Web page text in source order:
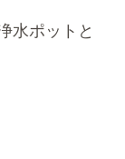
水ポット と